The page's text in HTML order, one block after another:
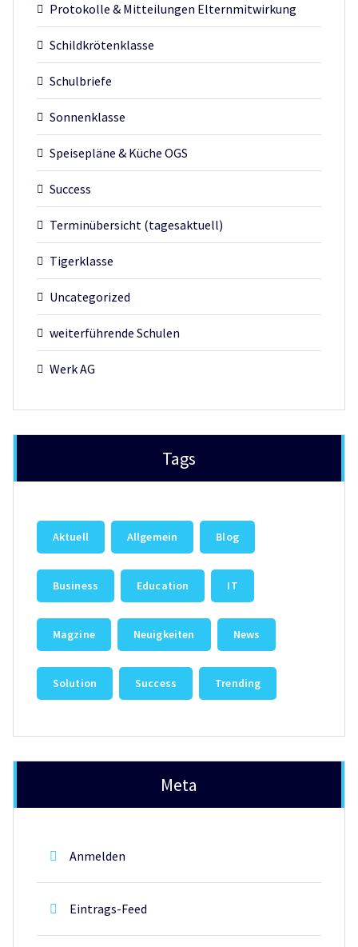
Protokolle & Mitteilungen Elternmitwirkung
Schildkrötenklasse
Schulbriefe
Sonnenklasse
Speisepläne & Küche OGS
Success
Terminübersicht (tagesaktuell)
Tigerklasse
Uncategorized
weiterführende Schulen
Werk AG
Tags
Aktuell Allgemein Blog
Business Education IT
Magzine Neuigkeiten News
Solution Success Trending
Meta
Anmelden
Eintrags-Feed